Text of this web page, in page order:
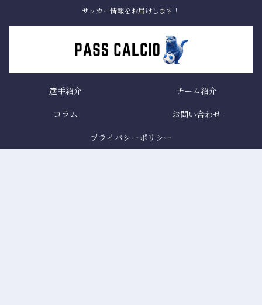
サッカー情報をお届けします！
選手紹介
チーム紹介
コラム
お問い合わせ
プライバシーポリシー